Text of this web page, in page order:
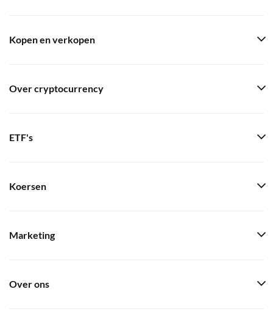
Kopen en verkopen
Over cryptocurrency
ETF's
Koersen
Marketing
Over ons